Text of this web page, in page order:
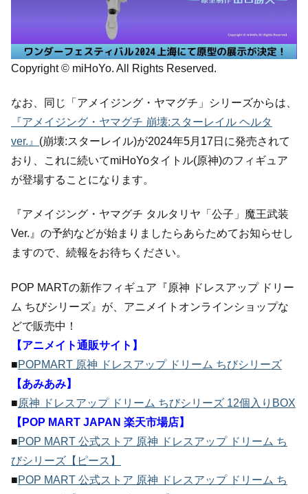
Copyright © miHoYo. All Rights Reserved.
なお、同じ「アメイジング・ヤマグチ」シリーズからは、
『アメイジング・ヤマグチ 崩壊:スターレイル ヘルタ
ver.』 (崩壊:スターレイル)が2024年5月17日に発売されて
おり、これに続いてmiHoYoタイトル(原神)のフィギュア
が登場することになります。
『アメイジング・ヤマグチ タルタリヤ「公子」魔王武装
Ver.』の予約などが始まりましたらあらためてお知らせし
ますので、続報をお待ちください。
POP MARTの新作フィギュア『原神 ドレスアップ ドリー
ム ちびシリーズ』が、アニメイトオンラインショップな
どで販売中！
【アニメイト通販サイト】
■POPMART 原神 ドレスアップ ドリーム ちびシリーズ
【あみあみ】
■原神 ドレスアップ ドリーム ちびシリーズ 12個入りBOX
【POP MART JAPAN 楽天市場店】
■POP MART 公式ストア 原神 ドレスアップ ドリーム ち
びシリーズ【ピース】
■POP MART 公式ストア 原神 ドレスアップ ドリーム ち